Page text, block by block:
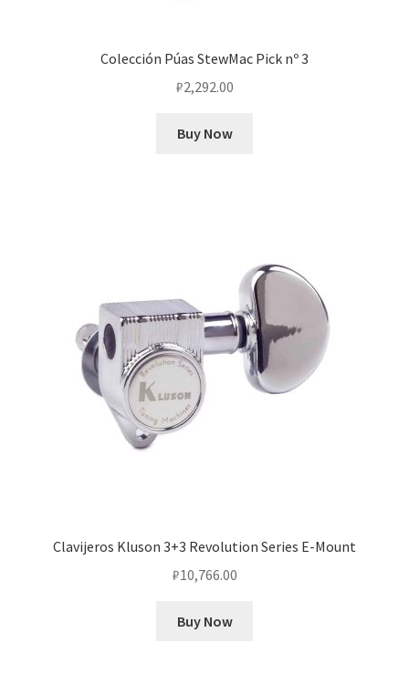
Colección Púas StewMac Pick nº 3
₽2,292.00
Buy Now
Clavijeros Kluson 3+3 Revolution Series E-Mount
₽10,766.00
Buy Now